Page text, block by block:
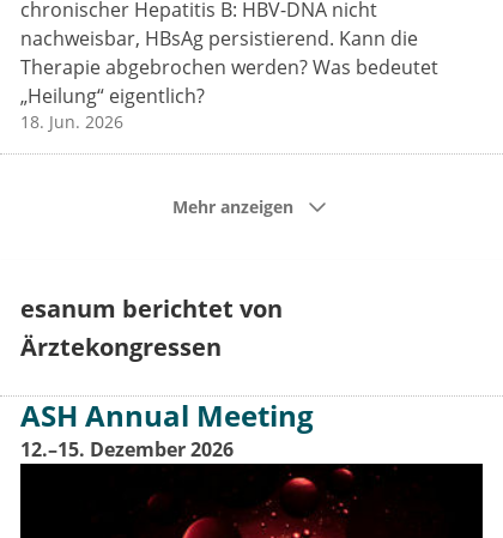
chronischer Hepatitis B: HBV-DNA nicht
nachweisbar, HBsAg persistierend. Kann die
Therapie abgebrochen werden? Was bedeutet
„Heilung“ eigentlich?
18. Jun. 2026
Mehr anzeigen
esanum berichtet von
Ärztekongressen
ASH Annual Meeting
12.–15. Dezember 2026